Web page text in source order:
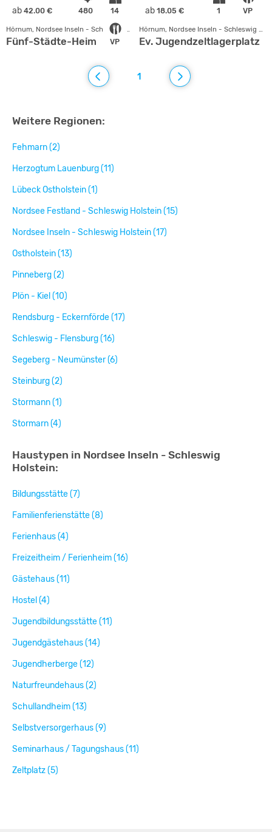
ab 42.00 € 480 14
VP
Hörnum, Nordsee Inseln - Schleswig Holstein
Fünf-Städte-Heim
ab 18.05 € 1 VP
Hörnum, Nordsee Inseln - Schleswig Holstein
Ev. Jugendzeltlagerplatz
1
Weitere Regionen:
Fehmarn (2)
Herzogtum Lauenburg (11)
Lübeck Ostholstein (1)
Nordsee Festland - Schleswig Holstein (15)
Nordsee Inseln - Schleswig Holstein (17)
Ostholstein (13)
Pinneberg (2)
Plön - Kiel (10)
Rendsburg - Eckernförde (17)
Schleswig - Flensburg (16)
Segeberg - Neumünster (6)
Steinburg (2)
Stormann (1)
Stormarn (4)
Haustypen in Nordsee Inseln - Schleswig
Holstein:
Bildungsstätte (7)
Familienferienstätte (8)
Ferienhaus (4)
Freizeitheim / Ferienheim (16)
Gästehaus (11)
Hostel (4)
Jugendbildungsstätte (11)
Jugendgästehaus (14)
Jugendherberge (12)
Naturfreundehaus (2)
Schullandheim (13)
Selbstversorgerhaus (9)
Seminarhaus / Tagungshaus (11)
Zeltplatz (5)